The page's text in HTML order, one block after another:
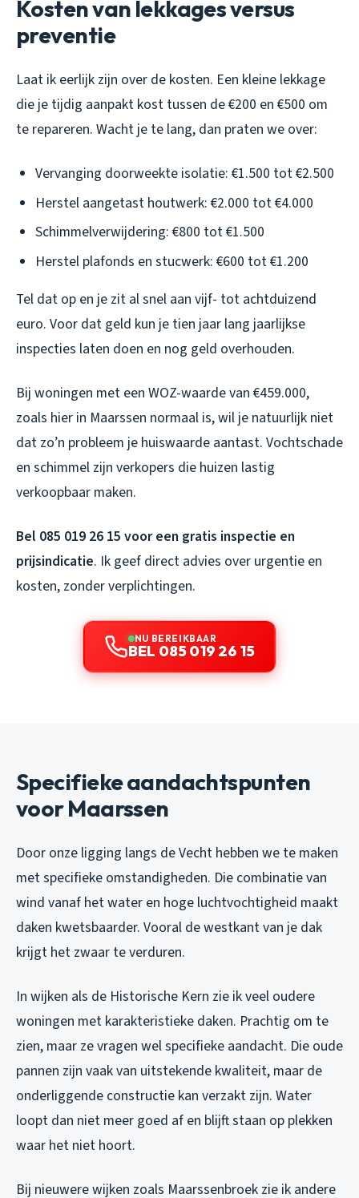
Kosten van lekkages versus
preventie
Laat ik eerlijk zijn over de kosten. Een kleine lekkage
die je tijdig aanpakt kost tussen de €200 en €500 om
te repareren. Wacht je te lang, dan praten we over:
Vervanging doorweekte isolatie: €1.500 tot €2.500
Herstel aangetast houtwerk: €2.000 tot €4.000
Schimmelverwijdering: €800 tot €1.500
Herstel plafonds en stucwerk: €600 tot €1.200
Tel dat op en je zit al snel aan vijf- tot achtduizend
euro. Voor dat geld kun je tien jaar lang jaarlijkse
inspecties laten doen en nog geld overhouden.
Bij woningen met een WOZ-waarde van €459.000,
zoals hier in Maarssen normaal is, wil je natuurlijk niet
dat zo’n probleem je huiswaarde aantast. Vochtschade
en schimmel zijn verkopers die huizen lastig
verkoopbaar maken.
Bel 085 019 26 15 voor een gratis inspectie en
prijsindicatie. Ik geef direct advies over urgentie en
kosten, zonder verplichtingen.
NU BEREIKBAAR
BEL 085 019 26 15
Specifieke aandachtspunten
voor Maarssen
Door onze ligging langs de Vecht hebben we te maken
met specifieke omstandigheden. Die combinatie van
wind vanaf het water en hoge luchtvochtigheid maakt
daken kwetsbaarder. Vooral de westkant van je dak
krijgt het zwaar te verduren.
In wijken als de Historische Kern zie ik veel oudere
woningen met karakteristieke daken. Prachtig om te
zien, maar ze vragen wel specifieke aandacht. Die oude
pannen zijn vaak van uitstekende kwaliteit, maar de
onderliggende constructie kan verzakt zijn. Water
loopt dan niet meer goed af en blijft staan op plekken
waar het niet hoort.
Bij nieuwere wijken zoals Maarssenbroek zie ik andere